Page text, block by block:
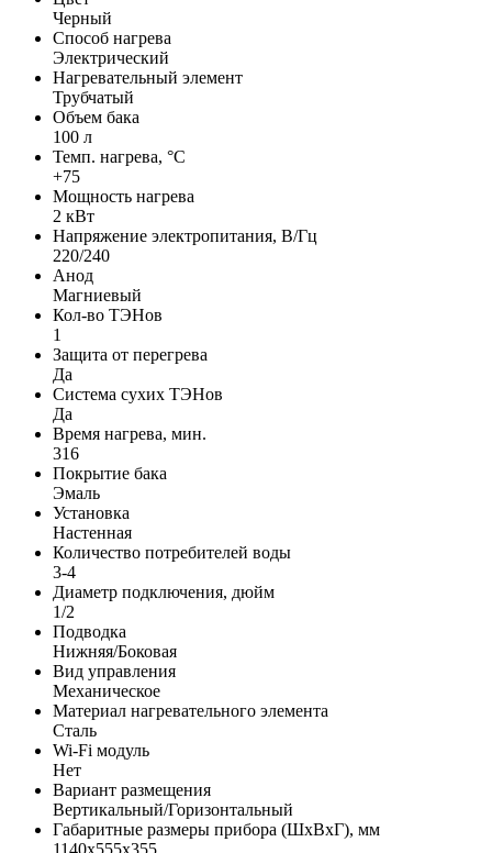
Черный
Способ нагрева
Электрический
Нагревательный элемент
Трубчатый
Объем бака
100 л
Темп. нагрева, °С
+75
Мощность нагрева
2 кВт
Напряжение электропитания, В/Гц
220/240
Анод
Магниевый
Кол-во ТЭНов
1
Защита от перегрева
Да
Система сухих ТЭНов
Да
Время нагрева, мин.
316
Покрытие бака
Эмаль
Установка
Настенная
Количество потребителей воды
3-4
Диаметр подключения, дюйм
1/2
Подводка
Нижняя/Боковая
Вид управления
Механическое
Материал нагревательного элемента
Сталь
Wi-Fi модуль
Нет
Вариант размещения
Вертикальный/Горизонтальный
Габаритные размеры прибора (ШхВхГ), мм
1140x555x355